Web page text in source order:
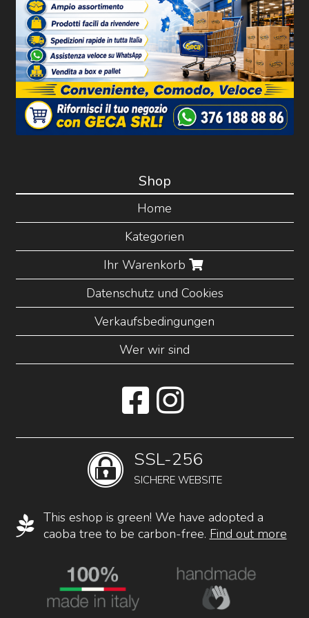
Shop
Home
Kategorien
Ihr Warenkorb
Datenschutz und Cookies
Verkaufsbedingungen
Wer wir sind
SSL-256
SICHERE WEBSITE
This eshop is green! We have adopted a
caoba tree to be carbon-free. Find out more